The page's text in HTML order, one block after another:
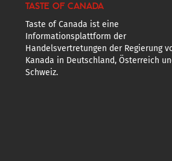
TASTE OF CANADA
Taste of Canada ist eine
Informationsplattform der
Handelsvertretungen der Regierung
Kanada in Deutschland, Österreich
Schweiz.